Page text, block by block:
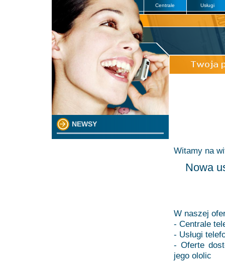
Centrale Usługi
Witamy na
Nowa
W naszej
- Centrale
- Usługi
- Oferte
jego ololic
NEWSY